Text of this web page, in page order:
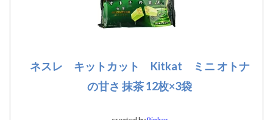
ネスレ キットカット Kitkat ミニ オトナ
の甘さ 抹茶 12枚×3袋